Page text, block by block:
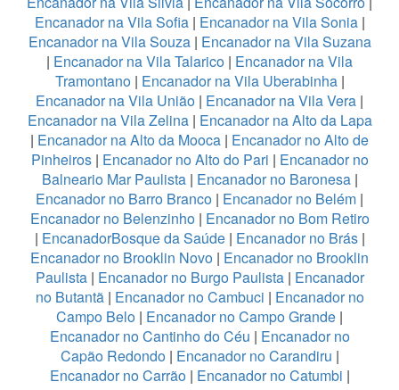
Encanador na Vila Sofia| Encanador na Vila Sonia|
Encanador na Vila Souza| Encanador na Vila Suzana
| Encanador na Vila Talarico | Encanador na Vila
Tramontano| Encanador na Vila Uberabinha|
Encanador na Vila União | Encanador na Vila Vera |
Encanador na Vila Zelina| Encanador na Alto da Lapa
| Encanador na Alto da Mooca | Encanador no Alto de
Pinheiros| Encanador no Alto do Pari | Encanador no
Balneario Mar Paulista| Encanador no Baronesa|
Encanador no Barro Branco | Encanador no Belém |
Encanador no Belenzinho| Encanador no Bom Retiro
| EncanadorBosque da Saúde| Encanador no Brás|
Encanador no Brooklin Novo | Encanador no Brooklin
Paulista| Encanador no Burgo Paulista| Encanador
no Butantã| Encanador no Cambuci | Encanador no
Campo Belo | Encanador no Campo Grande |
Encanador no Cantinho do Céu | Encanador no
Capão Redondo| Encanador no Carandiru |
Encanador no Carrão| Encanador no Catumbi |